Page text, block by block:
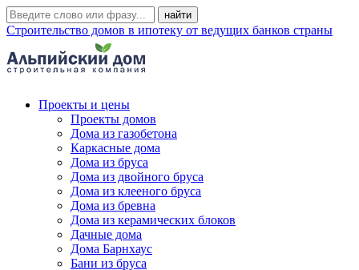
Строительство домов в ипотеку от ведущих банков страны
Проекты и цены
Проекты домов
Дома из газобетона
Каркасные дома
Дома из бруса
Дома из двойного бруса
Дома из клееного бруса
Дома из бревна
Дома из керамических блоков
Дачные дома
Дома Барнхаус
Бани из бруса